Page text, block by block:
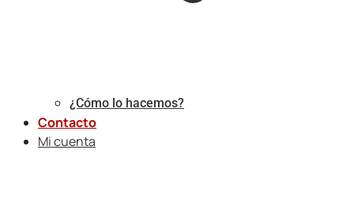
¿Cómo lo hacemos?
Contacto
Mi cuenta